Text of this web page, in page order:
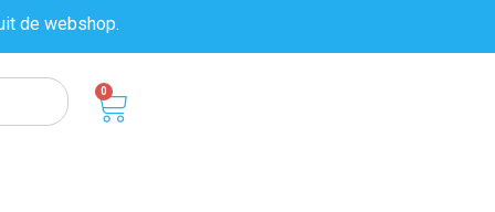
de webshop.
0